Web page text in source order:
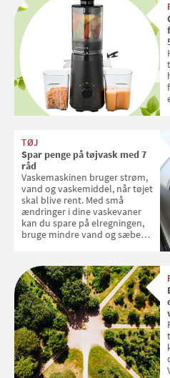
TØJ
Spar penge på tøjvask med 7
råd
Vaskemaskinen bruger strøm,
vand og vaskemiddel, når tøjet
skal blive rent. Med små
ændringer i dine vaskevaner
kan du spare på elregningen,
bruge mindre vand og sæbe
enkle råd til at spare penge på
tøjvasken